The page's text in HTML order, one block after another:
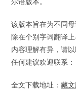
该版本旨在为不同
除在个别字词翻译
内容理解有异，请
任何建议欢迎联系
全文下载地址：藏